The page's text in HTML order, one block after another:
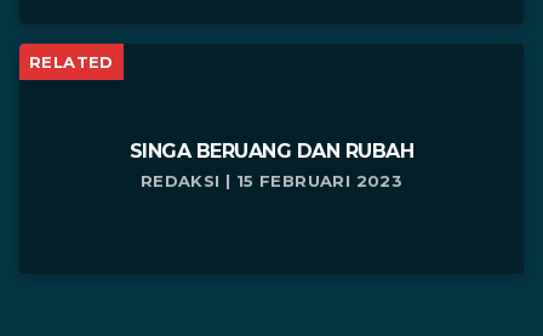
RELATED
SINGA BERUANG DAN RUBAH
REDAKSI | 15 FEBRUARI 2023